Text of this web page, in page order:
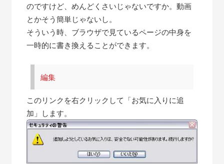
のですけど、めんどくさいじゃないですか。動画
とかそう簡単じゃないし。
そういう時、ブラウザで見ているページの中身を
一時的に書き換えることができます。
編集
このリンクを右クリックして「お気に入りに追
加」します。